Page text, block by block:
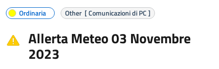
Ordinaria Other [Comunicazioni di PC]
Allerta Meteo 03 Novembre
2023